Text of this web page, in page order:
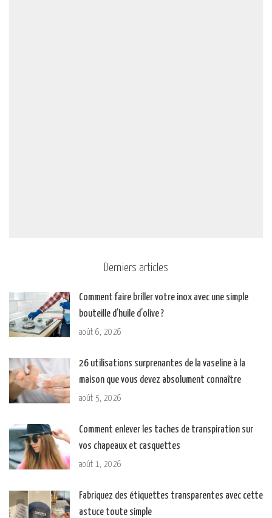
Derniers articles
Comment faire briller votre inox avec une simple
bouteille d’huile d’olive ?
août 6, 2026
26 utilisations surprenantes de la vaseline à la
maison que vous devez absolument connaître
août 5, 2026
Comment enlever les taches de transpiration sur
vos chapeaux et casquettes
août 1, 2026
Fabriquez des étiquettes transparentes avec cette
astuce toute simple